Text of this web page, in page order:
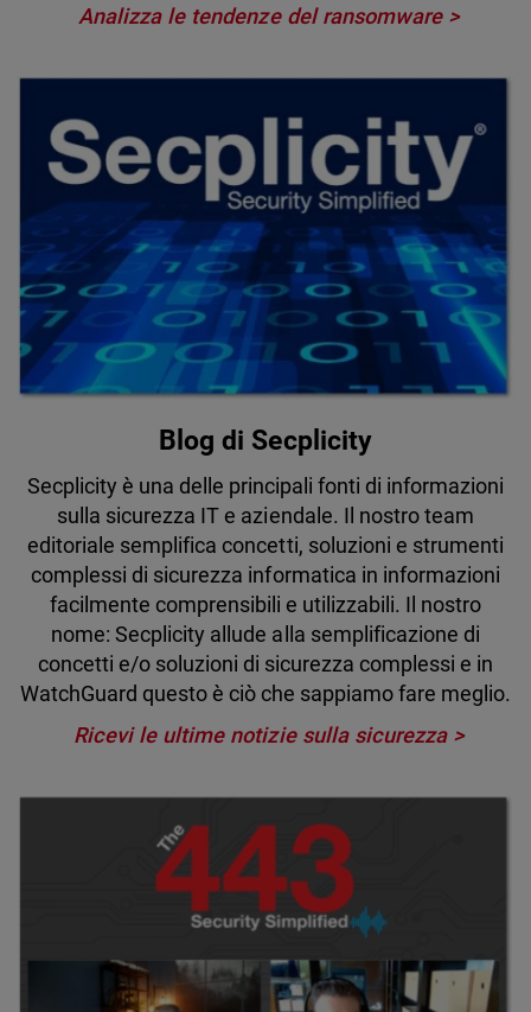
Analizza le tendenze del ransomware
Blog di Secplicity
Secplicity è una delle principali fonti di informazioni
sulla sicurezza IT e aziendale. Il nostro team
editoriale semplifica concetti, soluzioni e strumenti
complessi di sicurezza informatica in informazioni
facilmente comprensibili e utilizzabili. Il nostro
nome: Secplicity allude alla semplificazione di
concetti e/o soluzioni di sicurezza complessi e in
WatchGuard questo è ciò che sappiamo fare meglio.
Ricevi le ultime notizie sulla sicurezza